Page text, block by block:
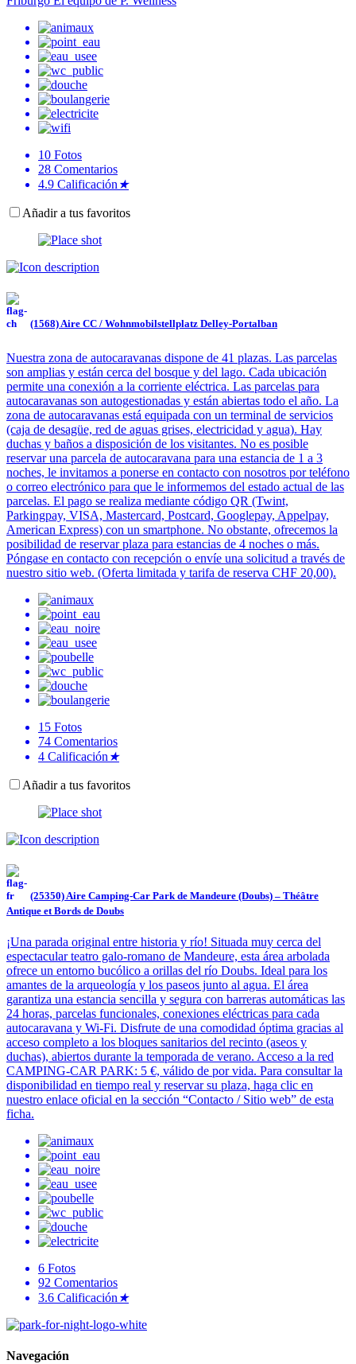
10 Fotos
28 Comentarios
4.9 Calificación ★
Añadir a tus favoritos
(1568) Aire CC / Wohnmobilstellplatz Delley-Portalban
Nuestra zona de autocaravanas dispone de 41 plazas. Las parcelas
son amplias y están cerca del bosque y del lago. Cada ubicación
permite una conexión a la corriente eléctrica. Las parcelas para
autocaravanas son autogestionadas y están abiertas todo el año. La
zona de autocaravanas está equipada con un terminal de servicios
(caja de desagüe, red de aguas grises, electricidad y agua). Hay
duchas y baños a disposición de los visitantes. No es posible
reservar una parcela de autocaravana para una estancia de 1 a 3
noches, le invitamos a ponerse en contacto con nosotros por teléfono
o correo electrónico para que le informemos del estado actual de las
parcelas. El pago se realiza mediante código QR (Twint,
Parkingpay, VISA, Mastercard, Postcard, Googlepay, Appelpay,
American Express) con un smartphone. No obstante, ofrecemos la
posibilidad de reservar plaza para estancias de 4 noches o más.
Póngase en contacto con recepción o envíe una solicitud a través de
nuestro sitio web. (Oferta limitada y tarifa de reserva CHF 20,00).
15 Fotos
74 Comentarios
4 Calificación ★
Añadir a tus favoritos
(25350) Aire Camping-Car Park de Mandeure (Doubs) – Théâtre
Antique et Bords de Doubs
¡Una parada original entre historia y río! Situada muy cerca del
espectacular teatro galo-romano de Mandeure, esta área arbolada
ofrece un entorno bucólico a orillas del río Doubs. Ideal para los
amantes de la arqueología y los paseos junto al agua. El área
garantiza una estancia sencilla y segura con barreras automáticas las
24 horas, parcelas funcionales, conexiones eléctricas para cada
autocaravana y Wi-Fi. Disfrute de una comodidad óptima gracias al
acceso completo a los bloques sanitarios del recinto (aseos y
duchas), abiertos durante la temporada de verano. Acceso a la red
CAMPING-CAR PARK: 5 €, válido de por vida. Para consultar la
disponibilidad en tiempo real y reservar su plaza, haga clic en
nuestro enlace oficial en la sección “Contacto / Sitio web” de esta
ficha.
6 Fotos
92 Comentarios
3.6 Calificación ★
Navegación